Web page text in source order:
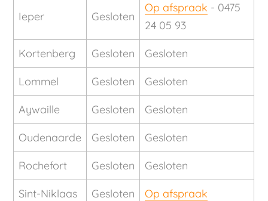
Ieper Gesloten
Op afspraak - 0475
24 05 93
Kortenberg Gesloten Gesloten
Lommel Gesloten Gesloten
Aywaille Gesloten Gesloten
Oudenaarde Gesloten Gesloten
Rochefort Gesloten Gesloten
Sint-Niklaas Gesloten Op afspraak